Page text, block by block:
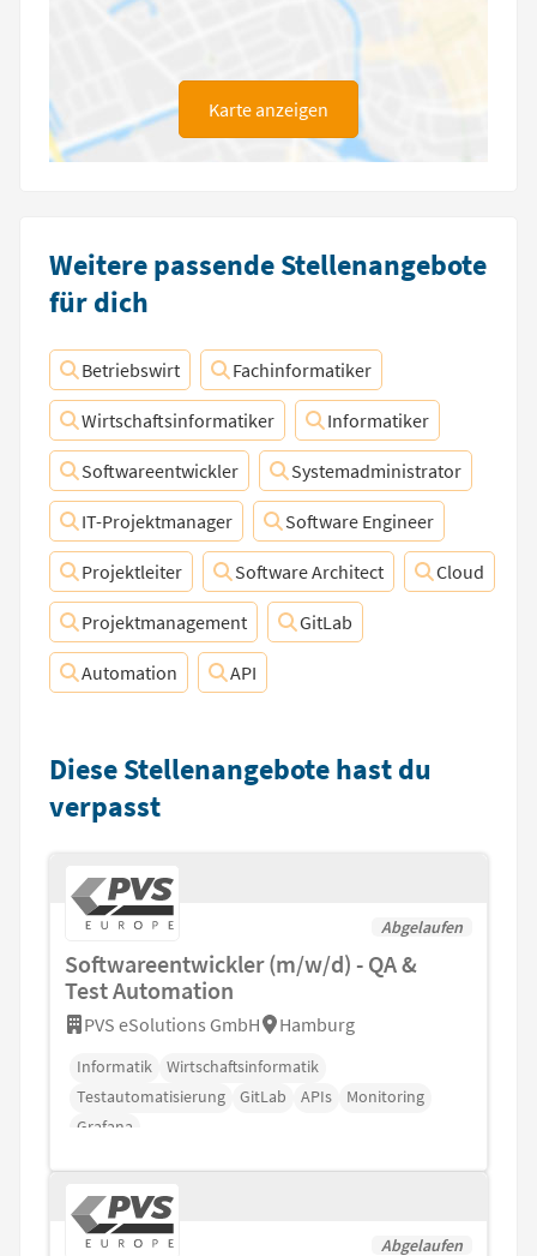
Karte anzeigen
Weitere passende Stellenangebote
für dich
Betriebswirt Fachinformatiker
Wirtschaftsinformatiker Informatiker
Softwareentwickler Systemadministrator
IT-Projektmanager Software Engineer
Projektleiter Software Architect Cloud
Projektmanagement GitLab
Automation API
Diese Stellenangebote hast du
verpasst
Abgelaufen
Softwareentwickler (m/w/d) - QA &
Test Automation
PVS eSolutions GmbH Hamburg
Informatik
Wirtschaftsinformatik
Testautomatisierung
GitLab APIs
Monitoring
Grafana
Abgelaufen